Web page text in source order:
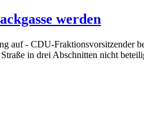
werden
auf - CDU-Fraktionsvorsitzender
in drei Abschnitten nicht